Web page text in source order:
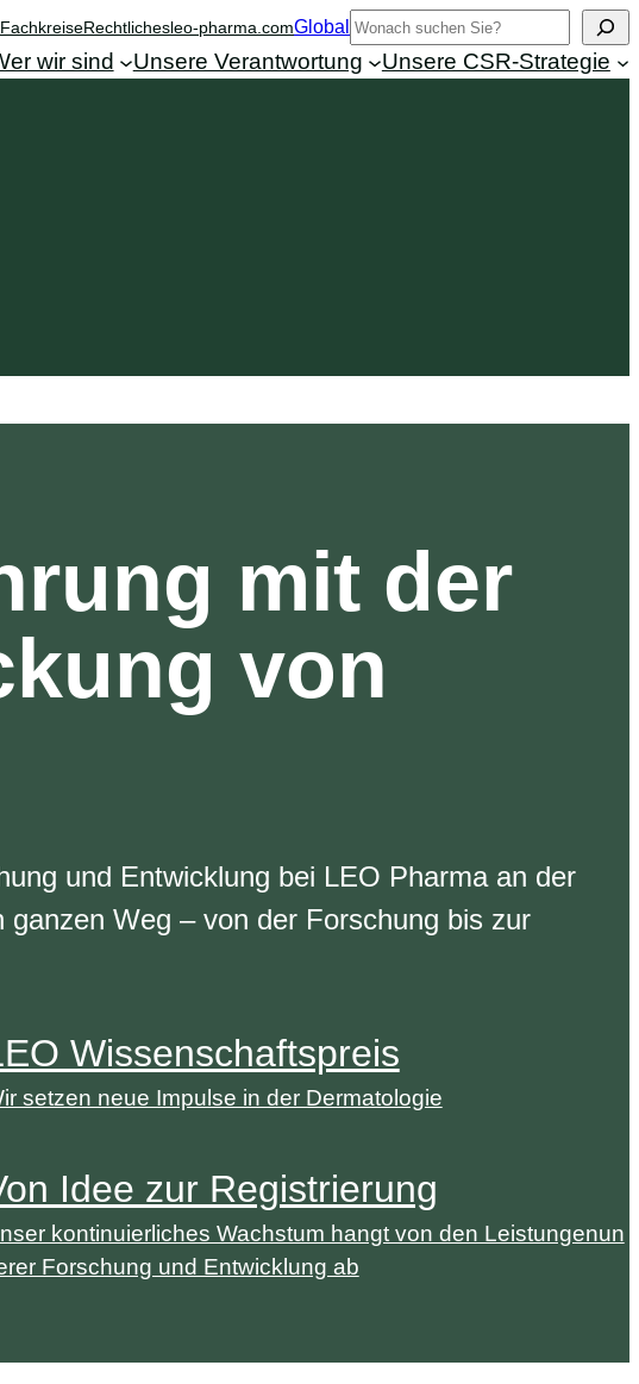
FachkreiseRechtlichesleo-pharma.comGlobal Search
wir sind Unsere Verantwortung Unsere CSR-Strategie
mit der
von
und Entwicklung bei LEO Pharma an der
Weg – von der Forschung bis zur
Wissenschaftspreis
setzen neue Impulse in der Dermatologie
Idee zur Registrierung
kontinuierliches Wachstum hangt von den Leistungenun
Forschung und Entwicklung ab